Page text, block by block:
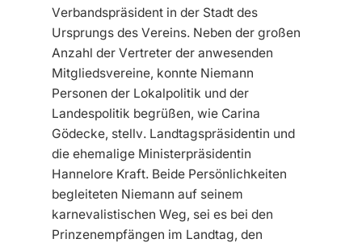
Verbandspräsident in der Stadt des
Ursprungs des Vereins. Neben der großen
Anzahl der Vertreter der anwesenden
Mitgliedsvereine, konnte Niemann
Personen der Lokalpolitik und der
Landespolitik begrüßen, wie Carina
Gödecke, stellv. Landtagspräsidentin und
die ehemalige Ministerpräsidentin
Hannelore Kraft. Beide Persönlichkeiten
begleiteten Niemann auf seinem
karnevalistischen Weg, sei es bei den
Prinzenempfängen im Landtag, den